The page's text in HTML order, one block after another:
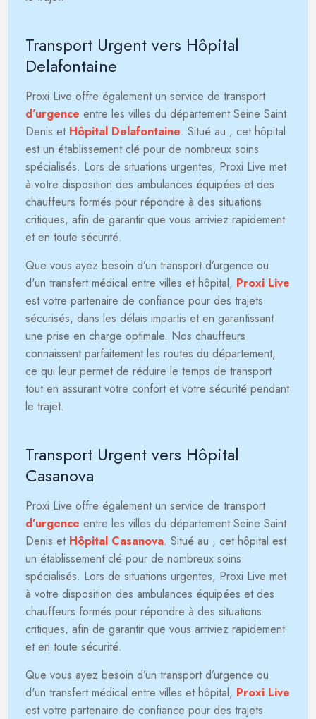
Transport Urgent vers Hôpital
Delafontaine
Proxi Live offre également un service de transport
d’urgence entre les villes du département Seine Saint
Denis et Hôpital Delafontaine. Situé au , cet hôpital
est un établissement clé pour de nombreux soins
spécialisés. Lors de situations urgentes, Proxi Live met
à votre disposition des ambulances équipées et des
chauffeurs formés pour répondre à des situations
critiques, afin de garantir que vous arriviez rapidement
et en toute sécurité.
Que vous ayez besoin d’un transport d’urgence ou
d'un transfert médical entre villes et hôpital, Proxi Live
est votre partenaire de confiance pour des trajets
sécurisés, dans les délais impartis et en garantissant
une prise en charge optimale. Nos chauffeurs
connaissent parfaitement les routes du département,
ce qui leur permet de réduire le temps de transport
tout en assurant votre confort et votre sécurité pendant
le trajet.
Transport Urgent vers Hôpital
Casanova
Proxi Live offre également un service de transport
d’urgence entre les villes du département Seine Saint
Denis et Hôpital Casanova. Situé au , cet hôpital est
un établissement clé pour de nombreux soins
spécialisés. Lors de situations urgentes, Proxi Live met
à votre disposition des ambulances équipées et des
chauffeurs formés pour répondre à des situations
critiques, afin de garantir que vous arriviez rapidement
et en toute sécurité.
Que vous ayez besoin d’un transport d’urgence ou
d'un transfert médical entre villes et hôpital, Proxi Live
est votre partenaire de confiance pour des trajets